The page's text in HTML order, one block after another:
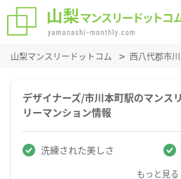
山梨マンスリードットコム 西八代郡市
デザイナーズ/市川本町駅のマンス
リーマンション情報
洗練された美しさ
もっと見る